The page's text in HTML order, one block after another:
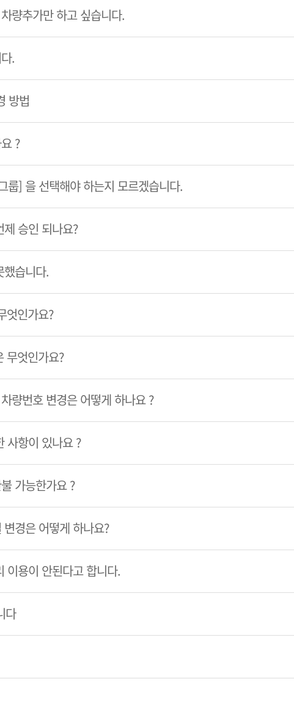
량추가만 하고 싶습니다.
.
방법
?
룹] 을 선택해야 하는지 모르겠습니다.
승인 되나요?
습니다.
엇인가요?
무엇인가요?
량번호 변경은 어떻게 하나요 ?
사항이 있나요 ?
가능한가요 ?
경은 어떻게 하나요?
이용이 안된다고 합니다.
다